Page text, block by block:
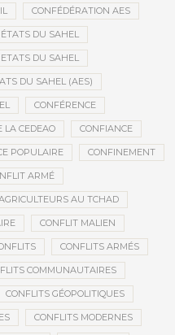
CONFÉDÉRATION AES
DU SAHEL
DU SAHEL
DU SAHEL (AES)
CONFÉRENCE
LA CEDEAO CONFIANCE
POPULAIRE CONFINEMENT
ARMÉ
AU TCHAD
CONFLIT MALIEN
CONFLITS ARMÉS
COMMUNAUTAIRES
CONFLITS GÉOPOLITIQUES
CONFLITS MODERNES